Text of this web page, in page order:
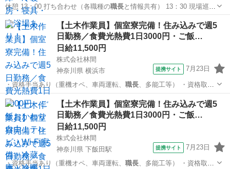
休憩 13：00 打ち合わせ（各職種の職長と情報共有） 13：30 現場巡
回/事…
兵庫 工場
【土木作業員】個室寮完備！住み込みで週5
日勤務／食費光熱費1日3000円・ご飯…
日給11,500円
株式会社林間
神奈川県 横浜市
提携サイト 7月23日
・資格手当あり（重機オペ、車両運転、 職長、多能工等） ・資格取得
支援あり ・日…
神奈川 大工
【土木作業員】個室寮完備！住み込みで週5
日勤務／食費光熱費1日3000円・ご飯…
日給11,500円
株式会社林間
神奈川県 下飯田駅
提携サイト 7月23日
・資格手当あり（重機オペ、車両運転、 職長、多能工等） ・資格取得